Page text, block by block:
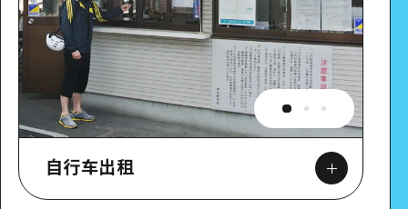
自行车出租